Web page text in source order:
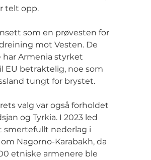
telt opp.
som en prøvesten for
mot Vesten. De
har Armenia styrket
EU betraktelig, noe som
tungt for brystet.
valg var også forholdet
og Tyrkia. I 2023 led
smertefullt nederlag i
Nagorno-Karabakh, da
etniske armenere ble